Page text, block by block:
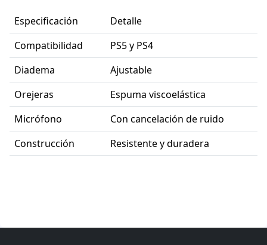
Especificación
Detalle
Compatibilidad
PS5 y PS4
Diadema
Ajustable
Orejeras
Espuma viscoelástica
Micrófono
Con cancelación de ruido
Construcción
Resistente y duradera